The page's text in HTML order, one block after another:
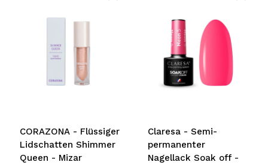
CORAZONA - Flüssiger
Lidschatten Shimmer
Queen - Mizar
Claresa - Semi-
permanenter
Nagellack Soak off -